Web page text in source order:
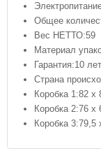
Общее
Вес НЕТТО:59
Материал
Гарантия:10 лет
Страна
Коробка 1:82 x
Коробка 2:76 x
Коробка 3:79,5